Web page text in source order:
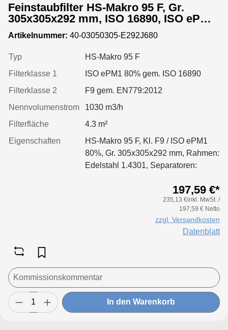
Feinstaubfilter HS-Makro 95 F, Gr.
305x305x292 mm, ISO 16890, ISO ePM1
80%, Rahmen: Edelstahl 1.4301,
Dichtung: einseitig, geschäumt
Artikelnummer: 40-03050305-E292J680
Typ
HS-Makro 95 F
Filterklasse 1
ISO ePM1 80% gem. ISO 16890
Filterklasse 2
F9 gem. EN779:2012
Nennvolumenstrom
1030 m3/h
Filterfläche
4.3 m²
Eigenschaften
HS-Makro 95 F, Kl. F9 / ISO ePM1
80%, Gr. 305x305x292 mm, Rahmen:
Edelstahl 1.4301, Separatoren:
197,59 €*
235,13 €inkl. MwSt. /
197,59 € Netto
zzgl. Versandkosten
Datenblatt
In den Warenkorb